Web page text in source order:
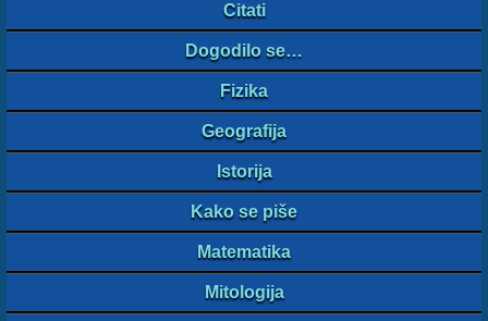
Citati
Dogodilo se…
Fizika
Geografija
Istorija
Kako se piše
Matematika
Mitologija